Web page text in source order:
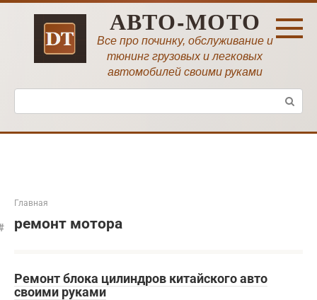
Перейти
АВТО-МОТО
Все про починку, обслуживание и
тюнинг грузовых и легковых
автомобилей своими руками
Поиск:
Главная
ремонт мотора
Ремонт блока цилиндров китайского авто
своими руками